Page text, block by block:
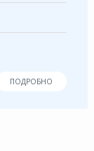
ПОДРОБНО